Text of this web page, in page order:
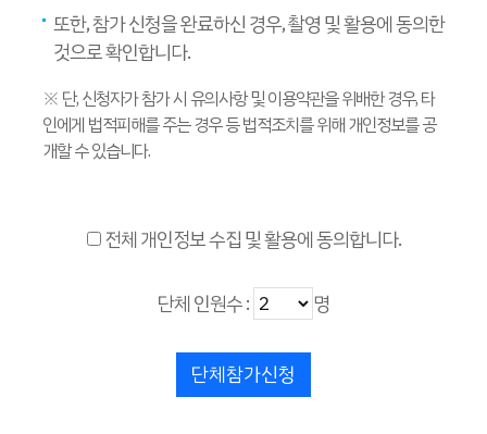
또한, 참가 신청을 완료하신 경우, 촬영 및 활용에 동의한
것으로 확인합니다.
※ 단, 신청자가 참가 시 유의사항 및 이용약관을 위배한 경우, 타
인에게 법적피해를 주는 경우 등 법적조치를 위해 개인정보를 공
개할 수 있습니다.
전체 개인정보 수집 및 활용에 동의합니다.
단체 인원수 : 명
단체참가신청